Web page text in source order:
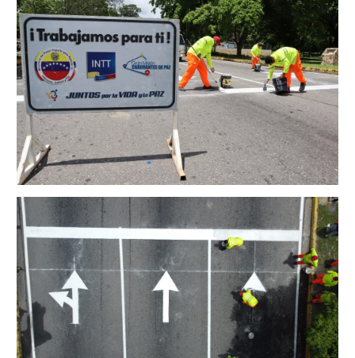
Junta Directiva
Junta Directiva Old
Licencia para Conducir
Certificación de Datos de Licencia para Conducir.
Certificación de Datos para Efectos Consulares con
Apostilla Electrónica
Registro Original de Licencia para Conducir Cuarto
Grado (4°).
Registro Original de Licencia para Conducir Quinto
Grado (5°).
Registro Original de Licencia para Conducir